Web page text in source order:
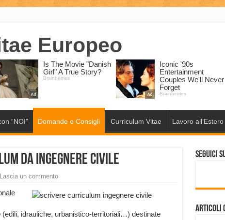
“NOI” Domande e Consigli Curriculum Vitae Lavoro all’Estero
da ingegnere civile
Lascia un commento
(edili, idrauliche, urbanistico-territoriali…) destinate
Seguici
Articoli